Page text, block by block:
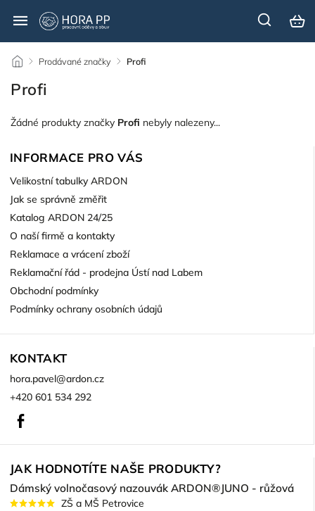
/ Prodávané značky / Profi
Profi
Žádné produkty značky Profi nebyly nalezeny...
INFORMACE PRO VÁS
Velikostní tabulky ARDON
Jak se správně změřit
Katalog ARDON 24/25
O naší firmě a kontakty
Reklamace a vrácení zboží
Reklamační řád - prodejna Ústí nad Labem
Obchodní podmínky
Podmínky ochrany osobních údajů
KONTAKT
hora.pavel@ardon.cz
+420 601 534 292
JAK HODNOTÍTE NAŠE PRODUKTY?
Dámský volnočasový nazouvák ARDON®JUNO - růžová
ZŠ a MŠ Petrovice